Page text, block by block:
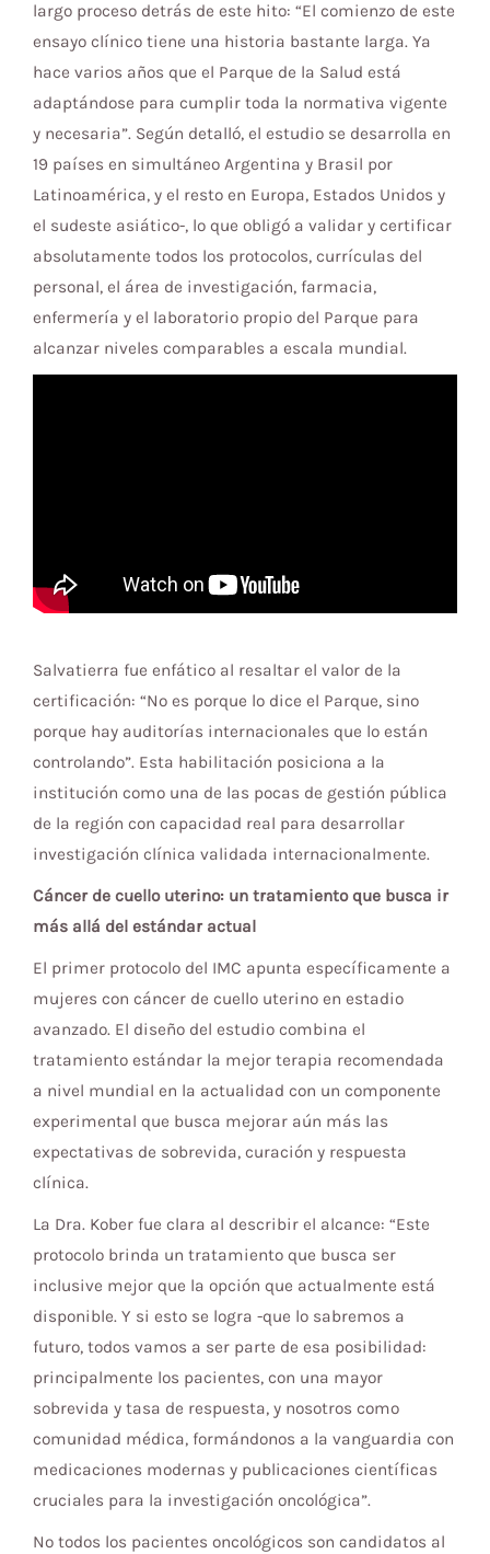
largo proceso detrás de este hito: “El comienzo de este
ensayo clínico tiene una historia bastante larga. Ya
hace varios años que el Parque de la Salud está
adaptándose para cumplir toda la normativa vigente
y necesaria”. Según detalló, el estudio se desarrolla en
19 países en simultáneo Argentina y Brasil por
Latinoamérica, y el resto en Europa, Estados Unidos y
el sudeste asiático-, lo que obligó a validar y certificar
absolutamente todos los protocolos, currículas del
personal, el área de investigación, farmacia,
enfermería y el laboratorio propio del Parque para
alcanzar niveles comparables a escala mundial.
Salvatierra fue enfático al resaltar el valor de la
certificación: “No es porque lo dice el Parque, sino
porque hay auditorías internacionales que lo están
controlando”. Esta habilitación posiciona a la
institución como una de las pocas de gestión pública
de la región con capacidad real para desarrollar
investigación clínica validada internacionalmente.
Cáncer de cuello uterino: un tratamiento que busca ir
más allá del estándar actual
El primer protocolo del IMC apunta específicamente a
mujeres con cáncer de cuello uterino en estadio
avanzado. El diseño del estudio combina el
tratamiento estándar la mejor terapia recomendada
a nivel mundial en la actualidad con un componente
experimental que busca mejorar aún más las
expectativas de sobrevida, curación y respuesta
clínica.
La Dra. Kober fue clara al describir el alcance: “Este
protocolo brinda un tratamiento que busca ser
inclusive mejor que la opción que actualmente está
disponible. Y si esto se logra -que lo sabremos a
futuro, todos vamos a ser parte de esa posibilidad:
principalmente los pacientes, con una mayor
sobrevida y tasa de respuesta, y nosotros como
comunidad médica, formándonos a la vanguardia con
medicaciones modernas y publicaciones científicas
cruciales para la investigación oncológica”.
No todos los pacientes oncológicos son candidatos al